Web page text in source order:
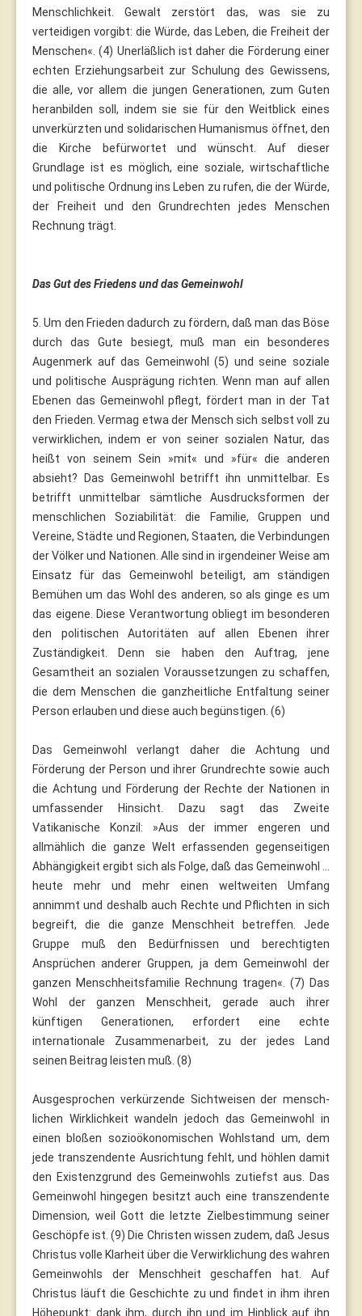
Menschlichkeit. Gewalt zerstört das, was sie zu
verteidigen vorgibt: die Würde, das Leben, die Freiheit der
Menschen«. (4) Unerläßlich ist daher die Förderung einer
echten Erziehungsarbeit zur Schulung des Gewissens,
die alle, vor allem die jungen Generationen, zum Guten
heranbilden soll, indem sie sie für den Weitblick eines
unverkürzten und solidarischen Humanismus öffnet, den
die Kirche befürwortet und wünscht. Auf dieser
Grundlage ist es möglich, eine soziale, wirtschaftliche
und politische Ordnung ins Leben zu rufen, die der Würde,
der Freiheit und den Grundrechten jedes Menschen
Rechnung trägt.
Das Gut des Friedens und das Gemeinwohl
5. Um den Frieden dadurch zu fördern, daß man das Böse
durch das Gute besiegt, muß man ein besonderes
Augenmerk auf das Gemeinwohl (5) und seine soziale
und politische Ausprägung richten. Wenn man auf allen
Ebenen das Gemeinwohl pflegt, fördert man in der Tat
den Frieden. Vermag etwa der Mensch sich selbst voll zu
verwirklichen, indem er von seiner sozialen Natur, das
heißt von seinem Sein »mit« und »für« die anderen
absieht? Das Gemeinwohl betrifft ihn unmittelbar. Es
betrifft unmittelbar sämtliche Ausdrucksformen der
menschlichen Soziabilität: die Familie, Gruppen und
Vereine, Städte und Regionen, Staaten, die Verbindungen
der Völker und Nationen. Alle sind in irgendeiner Weise am
Einsatz für das Gemeinwohl beteiligt, am ständigen
Bemühen um das Wohl des anderen, so als ginge es um
das eigene. Diese Verantwortung obliegt im besonderen
den politischen Autoritäten auf allen Ebenen ihrer
Zuständigkeit. Denn sie haben den Auftrag, jene
Gesamtheit an sozialen Voraussetzungen zu schaffen,
die dem Menschen die ganzheitliche Entfaltung seiner
Person erlauben und diese auch begünstigen. (6)
Das Gemeinwohl verlangt daher die Achtung und
Förderung der Person und ihrer Grundrechte sowie auch
die Achtung und Förderung der Rechte der Nationen in
umfassender Hinsicht. Dazu sagt das Zweite
Vatikanische Konzil: »Aus der immer engeren und
allmählich die ganze Welt erfassenden gegenseitigen
Abhängigkeit ergibt sich als Folge, daß das Gemeinwohl ...
heute mehr und mehr einen weltweiten Umfang
annimmt und deshalb auch Rechte und Pflichten in sich
begreift, die die ganze Menschheit betreffen. Jede
Gruppe muß den Bedürfnissen und berechtigten
Ansprüchen anderer Gruppen, ja dem Gemeinwohl der
ganzen Menschheitsfamilie Rechnung tragen«. (7) Das
Wohl der ganzen Menschheit, gerade auch ihrer
künftigen Generationen, erfordert eine echte
internationale Zusammenarbeit, zu der jedes Land
seinen Beitrag leisten muß. (8)
Ausgesprochen verkürzende Sichtweisen der mensch-
lichen Wirklichkeit wandeln jedoch das Gemeinwohl in
einen bloßen sozioökonomischen Wohlstand um, dem
jede transzendente Ausrichtung fehlt, und höhlen damit
den Existenzgrund des Gemeinwohls zutiefst aus. Das
Gemeinwohl hingegen besitzt auch eine transzendente
Dimension, weil Gott die letzte Zielbestimmung seiner
Geschöpfe ist. (9) Die Christen wissen zudem, daß Jesus
Christus volle Klarheit über die Verwirklichung des wahren
Gemeinwohls der Menschheit geschaffen hat. Auf
Christus läuft die Geschichte zu und findet in ihm ihren
Höhepunkt: dank ihm, durch ihn und im Hinblick auf ihn